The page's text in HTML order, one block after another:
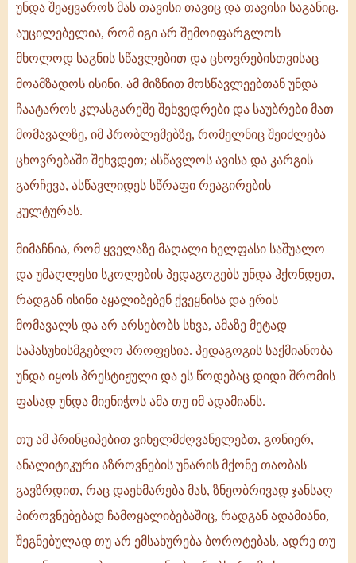
უნდა შეაყვაროს მას თავისი თავიც და თავისი საგანიც.
აუცილებელია, რომ იგი არ შემოიფარგლოს
მხოლოდ საგნის სწავლებით და ცხოვრებისთვისაც
მოამზადოს ისინი. ამ მიზნით მოსწავლეებთან უნდა
ჩაატაროს კლასგარეშე შეხვედრები და საუბრები მათ
მომავალზე, იმ პრობლემებზე, რომელნიც შეიძლება
ცხოვრებაში შეხვდეთ; ასწავლოს ავისა და კარგის
გარჩევა, ასწავლიდეს სწრაფი რეაგირების
კულტურას.
მიმაჩნია, რომ ყველაზე მაღალი ხელფასი საშუალო
და უმაღლესი სკოლების პედაგოგებს უნდა ჰქონდეთ,
რადგან ისინი აყალიბებენ ქვეყნისა და ერის
მომავალს და არ არსებობს სხვა, ამაზე მეტად
საპასუხისმგებლო პროფესია. პედაგოგის საქმიანობა
უნდა იყოს პრესტიჟული და ეს წოდებაც დიდი შრომის
ფასად უნდა მიენიჭოს ამა თუ იმ ადამიანს.
თუ ამ პრინციპებით ვიხელმძღვანელებთ, გონიერ,
ანალიტიკური აზროვნების უნარის მქონე თაობას
გავზრდით, რაც დაეხმარება მას, ზნეობრივად ჯანსაღ
პიროვნებებად ჩამოყალიბებაშიც, რადგან ადამიანი,
შეგნებულად თუ არ ემსახურება ბოროტებას, ადრე თუ